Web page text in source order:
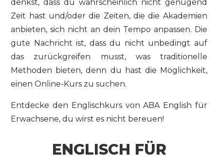
denkst, dass du wahrscheinlich nicht genügend
Zeit hast und/oder die Zeiten, die die Akademien
anbieten, sich nicht an dein Tempo anpassen. Die
gute Nachricht ist, dass du nicht unbedingt auf
das zurückgreifen musst, was traditionelle
Methoden bieten, denn du hast die Möglichkeit,
einen Online-Kurs zu suchen.
Entdecke den Englischkurs von ABA English für
Erwachsene, du wirst es nicht bereuen!
ENGLISCH FÜR